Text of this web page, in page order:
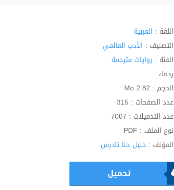
اللغة : العربية
اﻟﺘﺼﻨﻴﻒ : الأدب العالمي
الفئة : روايات مترجمة
ردمك :
الحجم : 2.82 Mo
عدد الصفحات : 315
عدد التحميلات : 7007
نوع الملف : PDF
المؤلف : خليل حنا تادرس
تحميل